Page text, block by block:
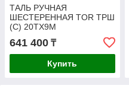
ТАЛЬ РУЧНАЯ
ШЕСТЕРЕННАЯ TOR ТРШ
(C) 20ТХ9М
641 400 ₸
Купить